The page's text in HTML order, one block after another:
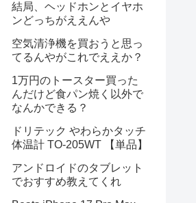
結局、ヘッドホンとイヤホ
ンどっちがええんや
空気清浄機を買おうと思っ
てるんやがこれでええか？
1万円のトースター買った
んだけど食パン焼く以外で
なんかできる？
ドリテック やわらかタッチ
体温計 TO-205WT 【単品】
アンドロイドのタブレット
でおすすめ教えてくれ